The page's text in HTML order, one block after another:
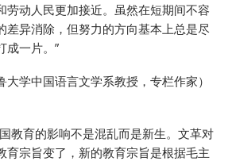
劳动人民更加接近。虽然在短期间不容
差异消除，但努力的方向基本上总是尽
成一片。”
大学中国语言文学系教授，专栏作家）
教育的影响不是混乱而是新生。文革对
育宗旨变了，新的教育宗旨是根据毛主